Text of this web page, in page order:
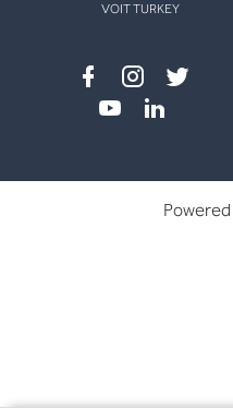
VOIT TURKEY
Facebook
instagram
twitter